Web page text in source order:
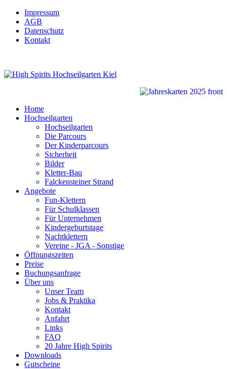
Impressum
AGB
Datenschutz
Kontakt
Home
Hochseilgarten
Hochseilgarten
Die Parcours
Der Kinderparcours
Sicherheit
Bilder
Kletter-Bau
Falckensteiner Strand
Angebote
Fun-Klettern
Für Schulklassen
Für Unternehmen
Kindergeburtstage
Nachtklettern
Vereine - JGA - Sonstige
Öffnungszeiten
Preise
Buchungsanfrage
Über uns
Unser Team
Jobs & Praktika
Kontakt
Anfahrt
Links
FAQ
20 Jahre High Spirits
Downloads
Gutscheine